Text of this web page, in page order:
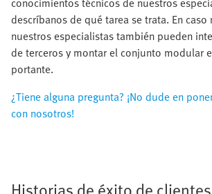
descríbanos de qué tarea se trata. En caso
nuestros especialistas también pueden
de terceros y montar el conjunto modular
portante.
¿Tiene alguna pregunta? ¡No dude en
con nosotros!